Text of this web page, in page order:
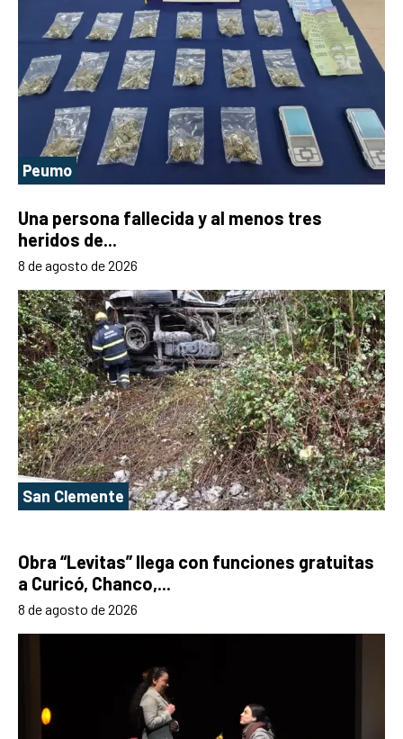
Peumo
Una persona fallecida y al menos tres
heridos de...
8 de agosto de 2026
San Clemente
Obra “Levitas” llega con funciones gratuitas
a Curicó, Chanco,...
8 de agosto de 2026